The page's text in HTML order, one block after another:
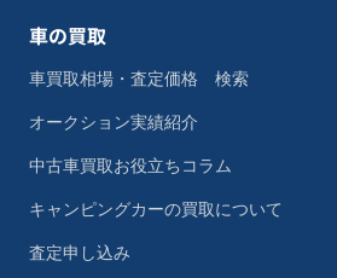
車の買取
車買取相場・査定価格 検索
オークション実績紹介
中古車買取お役立ちコラム
キャンピングカーの買取について
査定申し込み